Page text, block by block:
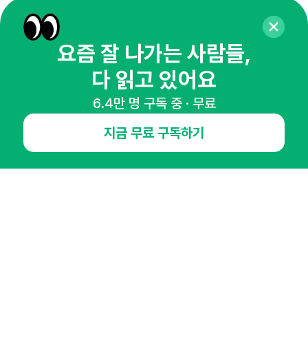
뉴스레터 구독하기
오픈애즈란 제휴문의
인사이터 신청
요즘 잘 나가는 사람들,
다 읽고 있어요
6.4만 명 구독 중 · 무료
지금 무료 구독하기